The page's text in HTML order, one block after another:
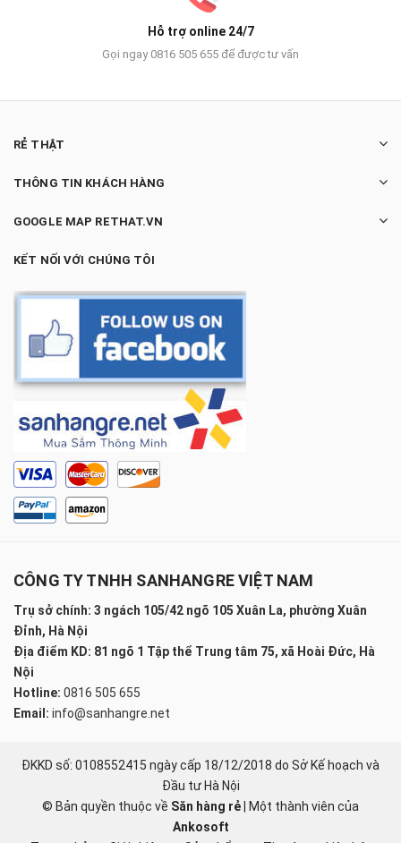
Hỗ trợ online 24/7
Gọi ngay 0816 505 655 để được tư vấn
RẺ THẬT
THÔNG TIN KHÁCH HÀNG
GOOGLE MAP RETHAT.VN
KẾT NỐI VỚI CHÚNG TÔI
CÔNG TY TNHH SANHANGRE VIỆT NAM
Trụ sở chính: 3 ngách 105/42 ngõ 105 Xuân La, phường Xuân
Đỉnh, Hà Nội
Địa điểm KD: 81 ngõ 1 Tập thể Trung tâm 75, xã Hoài Đức, Hà
Nội
Hotline: 0816 505 655
Email: info@sanhangre.net
ĐKKD số: 0108552415 ngày cấp 18/12/2018 do Sở Kế hoạch và
Đầu tư Hà Nội
© Bản quyền thuộc về Săn hàng rẻ
Một thành viên của
Ankosoft